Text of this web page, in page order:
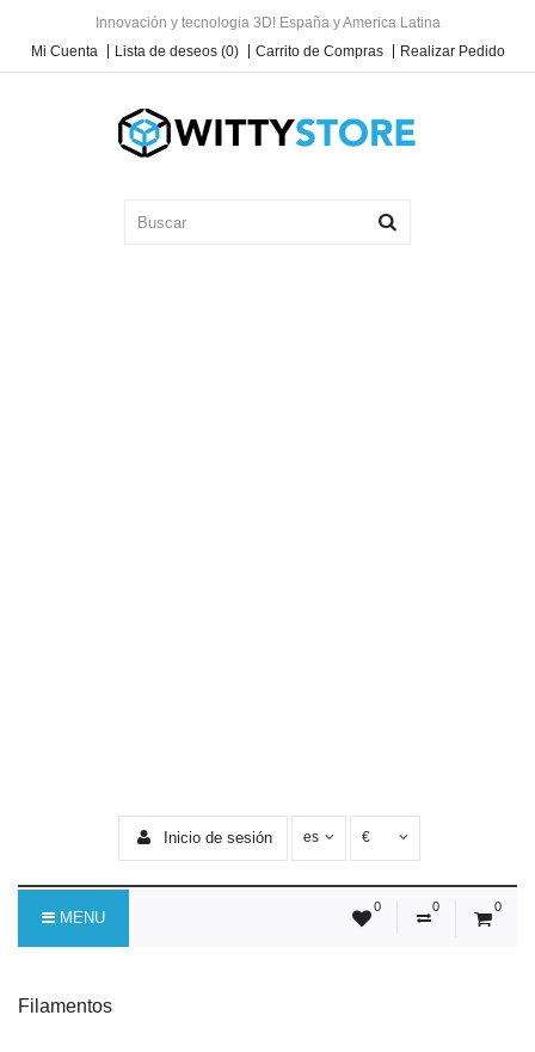
Innovación y tecnologia 3D! España y America Latina
Mi Cuenta
Lista de deseos (0) Carrito de Compras Realizar Pedido
Inicio de sesión es €
0 0 0
MENU
Filamentos